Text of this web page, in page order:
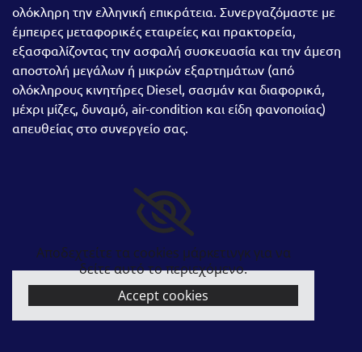
ολόκληρη την ελληνική επικράτεια. Συνεργαζόμαστε με
έμπειρες μεταφορικές εταιρείες και πρακτορεία,
εξασφαλίζοντας την ασφαλή συσκευασία και την άμεση
αποστολή μεγάλων ή μικρών εξαρτημάτων (από
ολόκληρους κινητήρες Diesel, σασμάν και διαφορικά,
μέχρι μίζες, δυναμό, air-condition και είδη φανοποιίας)
απευθείας στο συνεργείο σας.
Αποδεχτείτε τα cookies μάρκετινγκ για να
δείτε αυτό το περιεχόμενο.
Accept cookies